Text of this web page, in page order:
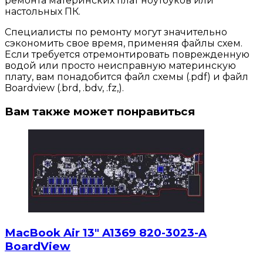
настольных ПК.
Специалисты по ремонту могут значительно
сэкономить свое время, применяя файлы схем.
Если требуется отремонтировать поврежденную
водой или просто неисправную материнскую
плату, вам понадобится файл схемы (.pdf) и файл
Boardview (.brd, .bdv, .fz,).
Вам также может понравиться
MacBook Air 13″ A1369 820-3023-A
BoardView